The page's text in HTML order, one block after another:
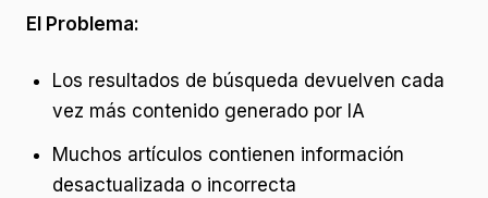
El Problema:
Los resultados de búsqueda devuelven cada
vez más contenido generado por IA
Muchos artículos contienen información
desactualizada o incorrecta